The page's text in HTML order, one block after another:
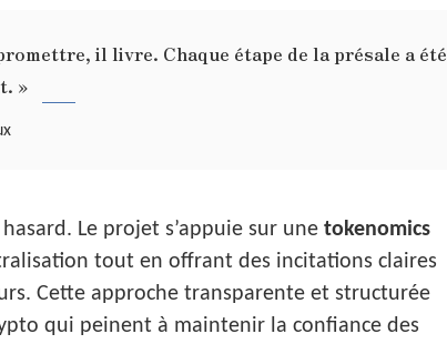
il livre. Chaque étape de la présale a été
»
Le projet s’appuie sur une tokenomics
tout en offrant des incitations claires
Cette approche transparente et structurée
qui peinent à maintenir la confiance des